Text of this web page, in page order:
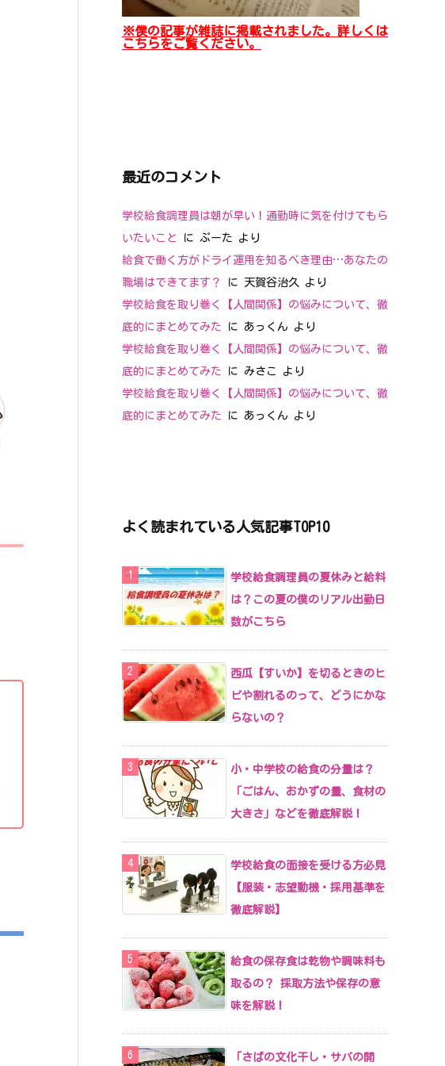
※僕の記事が雑誌に掲載されました。詳しくは
こちらをご覧ください。
最近のコメント
学校給食調理員は朝が早い！通勤時に気を付けてもら
いたいこと
に ぷーた より
給食で働く方がドライ運用を知るべき理由…あなたの
職場はできてます？
に 天賀谷治久 より
学校給食を取り巻く【人間関係】の悩みについて、徹
底的にまとめてみた に あっくん より
学校給食を取り巻く【人間関係】の悩みについて、徹
底的にまとめてみた に みさこ
より
学校給食を取り巻く【人間関係】の悩みについて、徹
底的にまとめてみた に あっくん より
よく読まれている人気記事TOP10
学校給食調理員の夏休みと給料
は？この夏の僕のリアル出勤日
数がこちら
西瓜【すいか】を切るときのヒ
ビや割れるのって、どうにかな
らないの？
小・中学校の給食の分量は？
「ごはん、おかずの量、食材の
大きさ」などを徹底解説！
学校給食の面接を受ける方必見
【服装・志望動機・採用基準を
徹底解説】
給食の保存食は乾物や調味料も
取るの？ 採取方法や保存の意
味を解説！
「さばの文化干し・サバの開